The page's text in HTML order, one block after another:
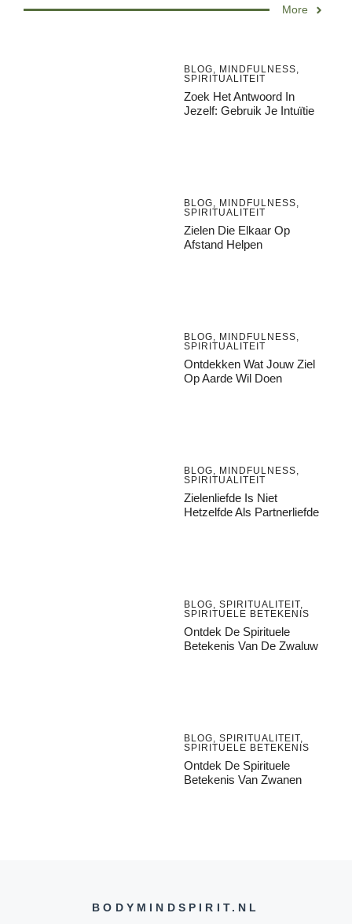
More
BLOG MINDFULNESS
SPIRITUALITEIT
Zoek Het Antwoord In
Jezelf: Gebruik Je Intuïtie
BLOG MINDFULNESS
SPIRITUALITEIT
Zielen Die Elkaar Op
Afstand Helpen
BLOG MINDFULNESS
SPIRITUALITEIT
Ontdekken Wat Jouw Ziel
Op Aarde Wil Doen
BLOG MINDFULNESS
SPIRITUALITEIT
Zielenliefde Is Niet
Hetzelfde Als Partnerliefde
BLOG SPIRITUALITEIT
SPIRITUELE BETEKENIS
Ontdek De Spirituele
Betekenis Van De Zwaluw
BLOG SPIRITUALITEIT
SPIRITUELE BETEKENIS
Ontdek De Spirituele
Betekenis Van Zwanen
BODYMINDSPIRIT.NL